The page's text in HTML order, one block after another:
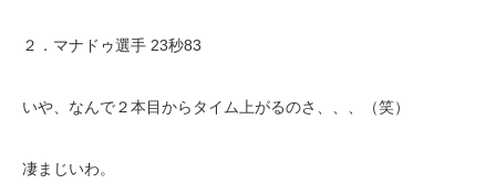
２．マナドゥ選手 23秒83
いや、なんで２本目からタイム上がるのさ、、、（笑）
凄まじいわ。